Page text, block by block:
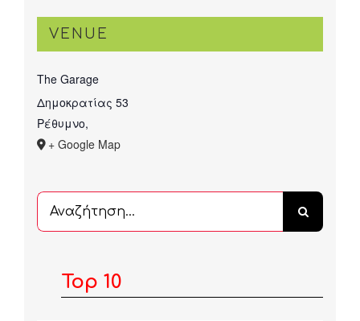
VENUE
The Garage
Δημοκρατίας 53
Ρέθυμνο,
+ Google Map
Αναζήτηση
...
Top 10